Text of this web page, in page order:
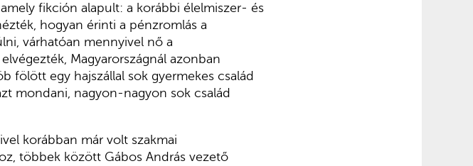
fikción alapult: a korábbi élelmiszer- és
hogyan érinti a pénzromlás a
várhatóan mennyivel nő a
Magyarországnál azonban
fölött egy hajszállal sok gyermekes család
mondani, nagyon-nagyon sok család
korábban már volt szakmai
többek között Gábos András vezető